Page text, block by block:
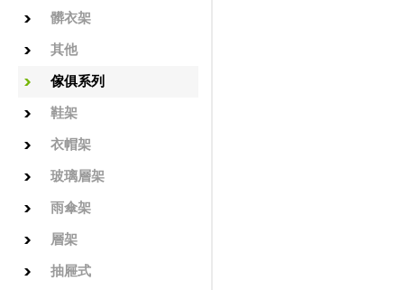
髒衣架
其他
傢俱系列
鞋架
衣帽架
玻璃層架
雨傘架
層架
抽屜式